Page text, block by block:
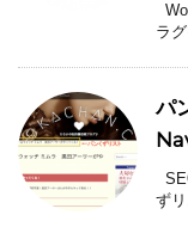
ラ
パ
ず